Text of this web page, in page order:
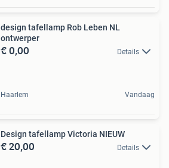
design tafellamp Rob Leben NL
ontwerper
€ 0,00 Details
Haarlem Vandaag
Design tafellamp Victoria NIEUW
€ 20,00 Details